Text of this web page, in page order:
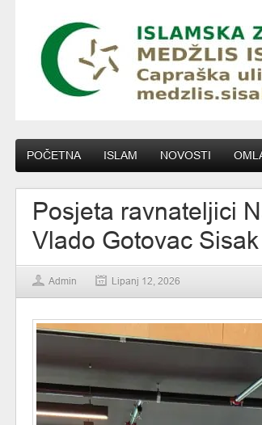
POČETNA ISLAM NOVOSTI
Posjeta ravnateljici
Vlado Gotovac Sisak
Admin Lipanj 12, 2026